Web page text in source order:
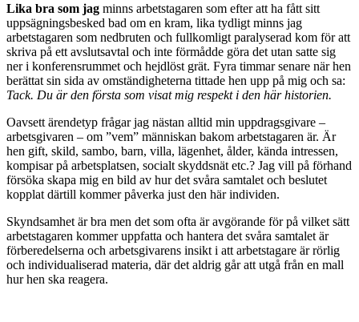
Lika bra som jag minns arbetstagaren som efter att ha fått sitt
uppsägningsbesked bad om en kram, lika tydligt minns jag
arbetstagaren som nedbruten och fullkomligt paralyserad kom för att
skriva på ett avslutsavtal och inte förmådde göra det utan satte sig
ner i konferensrummet och hejdlöst grät. Fyra timmar senare när hen
berättat sin sida av omständigheterna tittade hen upp på mig och sa:
Tack. Du är den första som visat mig respekt i den här historien.
Oavsett ärendetyp frågar jag nästan alltid min uppdragsgivare –
arbetsgivaren – om ”vem” människan bakom arbetstagaren är. Är
hen gift, skild, sambo, barn, villa, lägenhet, ålder, kända intressen,
kompisar på arbetsplatsen, socialt skyddsnät etc.? Jag vill på förhand
försöka skapa mig en bild av hur det svåra samtalet och beslutet
kopplat därtill kommer påverka just den här individen.
Skyndsamhet är bra men det som ofta är avgörande för på vilket sätt
arbetstagaren kommer uppfatta och hantera det svåra samtalet är
förberedelserna och arbetsgivarens insikt i att arbetstagare är rörlig
och individualiserad materia, där det aldrig går att utgå från en mall
hur hen ska reagera.